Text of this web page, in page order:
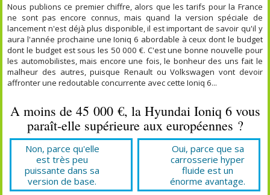
Nous publions ce premier chiffre, alors que les tarifs pour la France
ne sont pas encore connus, mais quand la version spéciale de
lancement n'est déjà plus disponible, il est important de savoir qu'il y
aura l'année prochaine une Ioniq 6 abordable à ceux dont le budget
dont le budget est sous les 50 000 €. C'est une bonne nouvelle pour
les automobilistes, mais encore une fois, le bonheur des uns fait le
malheur des autres, puisque Renault ou Volkswagen vont devoir
affronter une redoutable concurrente avec cette Ioniq 6...
A moins de 45 000 €, la Hyundai Ioniq 6 vous
paraît-elle supérieure aux européennes ?
Non, parce qu'elle
est très peu
puissante dans sa
version de base.
Oui, parce que sa
carrosserie hyper
fluide est un
énorme avantage.